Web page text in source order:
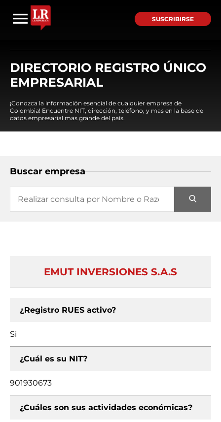
SUSCRIBIRSE
DIRECTORIO REGISTRO ÚNICO
EMPRESARIAL
¡Conozca la información esencial de cualquier empresa de
Colombia! Encuentre NIT, dirección, teléfono, y mas en la base de
datos empresarial mas grande del país.
Buscar empresa
EMUT INVERSIONES S.A.S
¿Registro RUES activo?
Si
¿Cuál es su NIT?
901930673
¿Cuáles son sus actividades económicas?